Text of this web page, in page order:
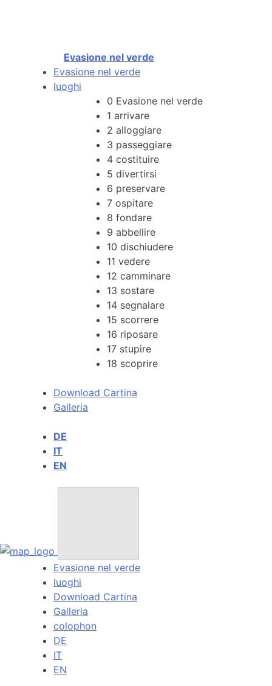
Evasione nel verde
Evasione nel verde
luoghi
0 Evasione nel verde
1 arrivare
2 alloggiare
3 passeggiare
4 costituire
5 divertirsi
6 preservare
7 ospitare
8 fondare
9 abbellire
10 dischiudere
11 vedere
12 camminare
13 sostare
14 segnalare
15 scorrere
16 riposare
17 stupire
18 scoprire
Download Cartina
Galleria
DE
IT
EN
Evasione nel verde
luoghi
Download Cartina
Galleria
colophon
DE
IT
EN